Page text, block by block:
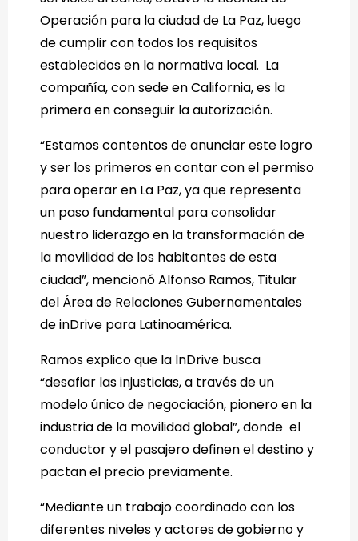
Operación para la ciudad de La Paz, luego
de cumplir con todos los requisitos
establecidos en la normativa local. La
compañía, con sede en California, es la
primera en conseguir la autorización.
“Estamos contentos de anunciar este logro
y ser los primeros en contar con el permiso
para operar en La Paz, ya que representa
un paso fundamental para consolidar
nuestro liderazgo en la transformación de
la movilidad de los habitantes de esta
ciudad”, mencionó Alfonso Ramos, Titular
del Área de Relaciones Gubernamentales
de inDrive para Latinoamérica.
Ramos explico que la InDrive busca
“desafiar las injusticias, a través de un
modelo único de negociación, pionero en la
industria de la movilidad global”, donde el
conductor y el pasajero definen el destino y
pactan el precio previamente.
“Mediante un trabajo coordinado con los
diferentes niveles y actores de gobierno y